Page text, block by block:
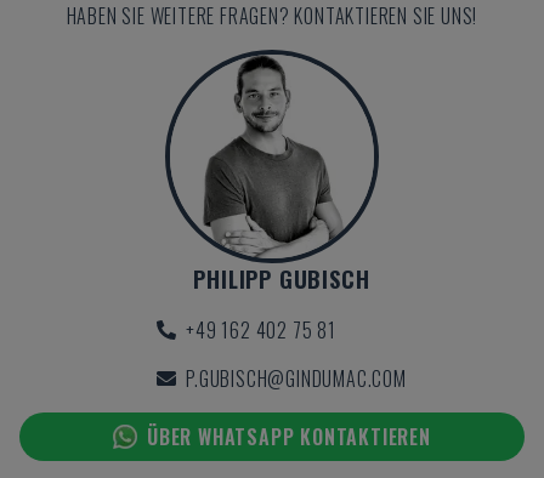
HABEN SIE WEITERE FRAGEN? KONTAKTIEREN SIE UNS!
PHILIPP GUBISCH
+49 162 402 75 81
P.GUBISCH@GINDUMAC.COM
ÜBER WHATSAPP KONTAKTIEREN